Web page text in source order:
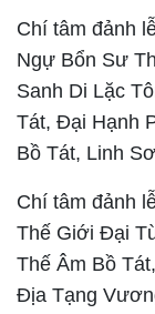
Chí tâm đảnh
Ngự Bổn Sư
Sanh Di Lặc
Tát, Ðại Hạnh
Bồ Tát, Linh
Chí tâm đảnh
Thế Giới Đại
Thế Âm Bồ
Ðịa Tạng